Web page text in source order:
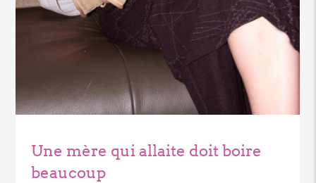
Une mère qui allaite doit boire
beaucoup